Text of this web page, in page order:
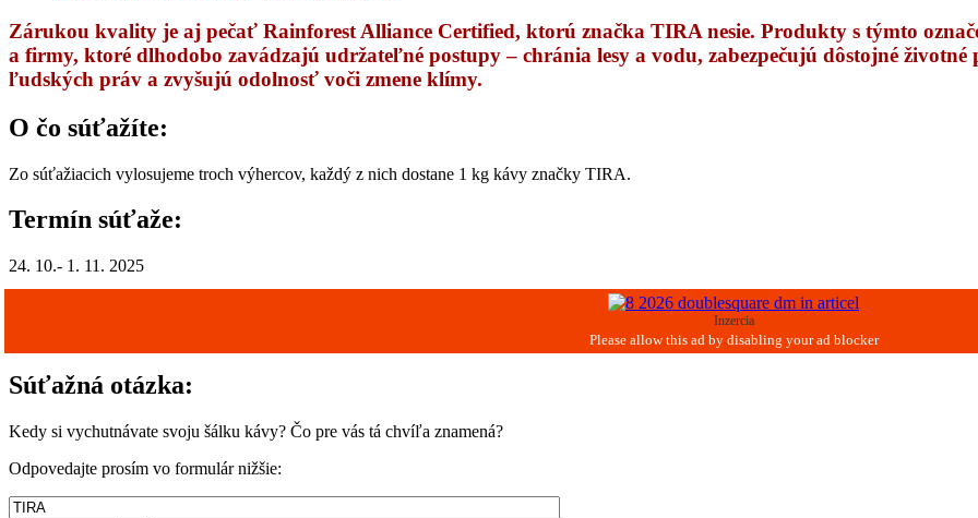
Zárukou kvality je aj pečať Rainforest Alliance Certified, ktorú značka TIRA nesie. Produkty s týmto
a firmy, ktoré dlhodobo zavádzajú udržateľné postupy – chránia lesy a vodu, zabezpečujú dôstojné
ľudských práv a zvyšujú odolnosť voči zmene klímy.
O čo súťažíte:
Zo súťažiacich vylosujeme troch výhercov, každý z nich dostane 1 kg kávy značky TIRA.
Termín súťaže:
24. 10.- 1. 11. 2025
Inzercia
Súťažná otázka:
Kedy si vychutnávate svoju šálku kávy? Čo pre vás tá chvíľa znamená?
Odpovedajte prosím vo formulár nižšie: